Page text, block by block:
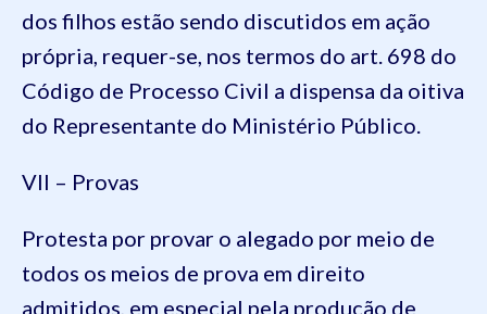
dos filhos estão sendo discutidos em ação
própria, requer-se, nos termos do art. 698 do
Código de Processo Civil a dispensa da oitiva
do Representante do Ministério Público.
VII – Provas
Protesta por provar o alegado por meio de
todos os meios de prova em direito
admitidos, em especial pela produção de